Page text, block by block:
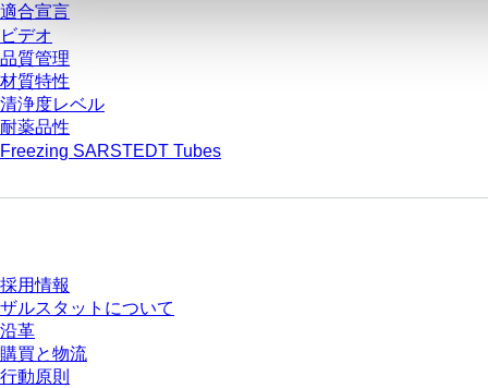
適合宣言
ビデオ
品質管理
材質特性
清浄度レベル
耐薬品性
Freezing SARSTEDT Tubes
採用情報
ザルスタットについて
沿革
購買と物流
行動原則